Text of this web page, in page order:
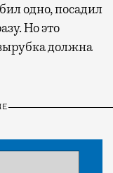
одно, посадил
Но это
должна